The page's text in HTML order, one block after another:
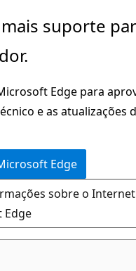
suporte
Edge para
e as atualizações
Edge
sobre o
Edge